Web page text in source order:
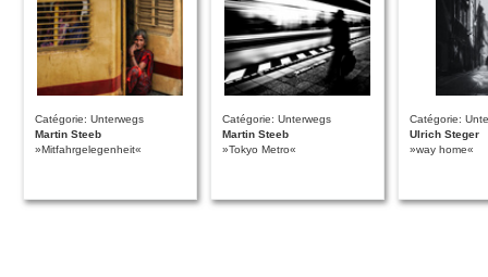
Catégorie: Unterwegs
Martin Steeb
»Mitfahrgelegenheit«
Catégorie: Unterwegs
Martin Steeb
»Tokyo Metro«
Catégorie:
Ulrich Steger
»way home«